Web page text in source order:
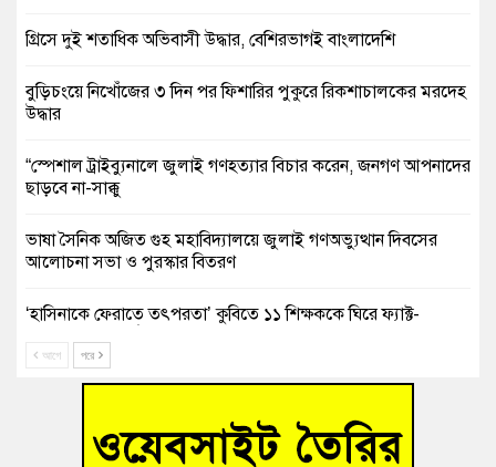
গ্রিসে দুই শতাধিক অভিবাসী উদ্ধার, বেশিরভাগই বাংলাদেশি
বুড়িচংয়ে নিখোঁজের ৩ দিন পর ফিশারির পুকুরে রিকশাচালকের মরদেহ
উদ্ধার
“স্পেশাল ট্রাইব্যুনালে জুলাই গণহত্যার বিচার করেন, জনগণ আপনাদের
ছাড়বে না-সাক্কু
ভাষা সৈনিক অজিত গুহ মহাবিদ্যালয়ে জুলাই গণঅভ্যুত্থান দিবসের
আলোচনা সভা ও পুরস্কার বিতরণ
‘হাসিনাকে ফেরাতে তৎপরতা’ কুবিতে ১১ শিক্ষককে ঘিরে ফ্যাক্ট-
বাঁশের খুঁটিতে ভর করে টিকে আছে সেতু
জুলাই গণঅভ্যুত্থান দিবসে কুমিল্লায় শ্রদ্ধা, র‍্যালি ও সংবর্ধনা
আগে পরে